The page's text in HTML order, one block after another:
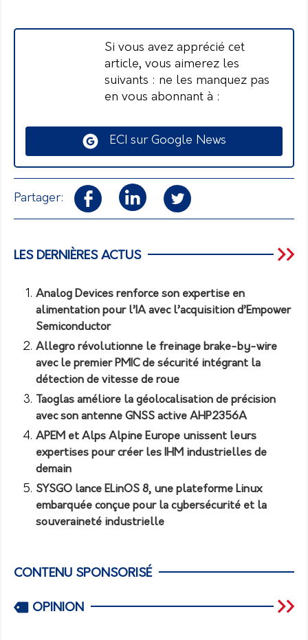
Si vous avez apprécié cet
article, vous aimerez les
suivants : ne les manquez pas
en vous abonnant à :
ECI sur Google News
Partager:
LES DERNIÈRES ACTUS
Analog Devices renforce son expertise en
alimentation pour l’IA avec l’acquisition d’Empower
Semiconductor
Allegro révolutionne le freinage brake-by-wire
avec le premier PMIC de sécurité intégrant la
détection de vitesse de roue
Taoglas améliore la géolocalisation de précision
avec son antenne GNSS active AHP2356A
APEM et Alps Alpine Europe unissent leurs
expertises pour créer les IHM industrielles de
demain
SYSGO lance ELinOS 8, une plateforme Linux
embarquée conçue pour la cybersécurité et la
souveraineté industrielle
CONTENU SPONSORISÉ
OPINION